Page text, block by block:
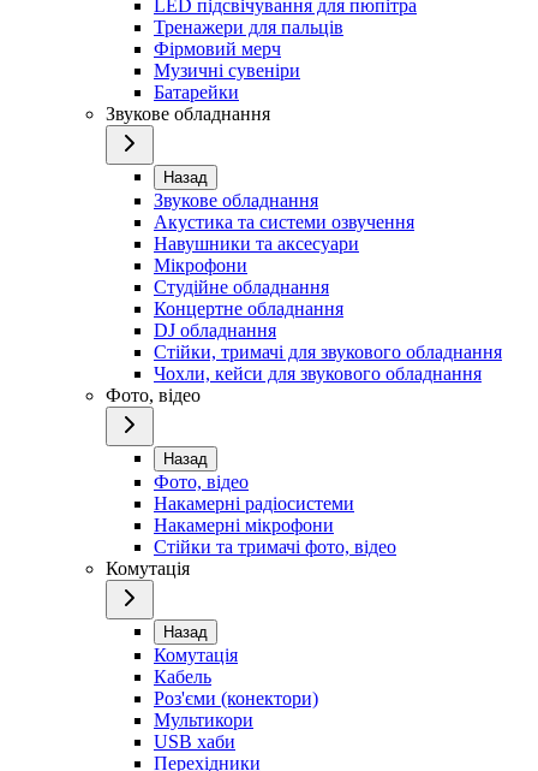
LED підсвічування для пюпітра
Тренажери для пальців
Фірмовий мерч
Музичні сувеніри
Батарейки
Звукове обладнання
Назад
Звукове обладнання
Акустика та системи озвучення
Навушники та аксесуари
Мікрофони
Студійне обладнання
Концертне обладнання
DJ обладнання
Стійки, тримачі для звукового обладнання
Чохли, кейси для звукового обладнання
Фото, відео
Назад
Фото, відео
Накамерні радіосистеми
Накамерні мікрофони
Стійки та тримачі фото, відео
Комутація
Назад
Комутація
Кабель
Роз'єми (конектори)
Мультикори
USB хаби
Перехідники